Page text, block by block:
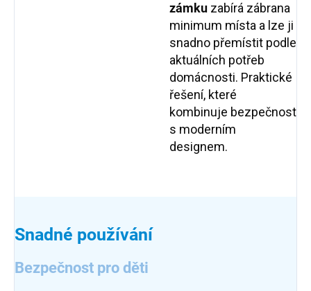
zámku zabírá zábrana
minimum místa a lze ji
snadno přemístit podle
aktuálních potřeb
domácnosti. Praktické
řešení, které
kombinuje bezpečnost
s moderním
designem.
Snadné používání
Bezpečnost pro děti